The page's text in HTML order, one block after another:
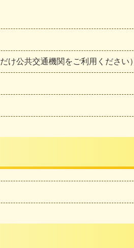
公共交通機関をご利用ください）